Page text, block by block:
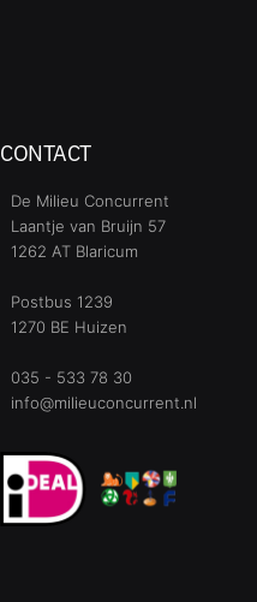
CONTACT
De Milieu Concurrent
Laantje van Bruijn 57
1262 AT Blaricum
Postbus 1239
1270 BE Huizen
035 - 533 78 30
info@milieuconcurrent.nl